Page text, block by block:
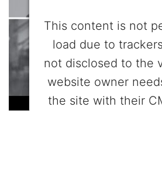
This content is not
load due to
not disclosed to the
website owner
the site with their